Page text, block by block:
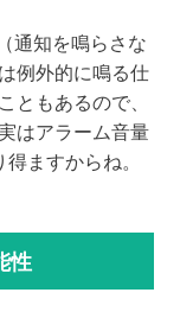
通知を鳴らさな
例外的に鳴る仕
もあるので、
はアラーム音量
ますからね。
性